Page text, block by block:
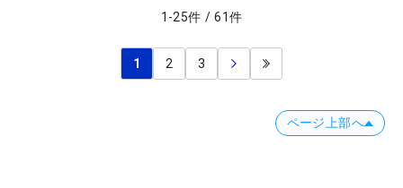
1 -25件 / 61件
1 2 3
ページ上部へ